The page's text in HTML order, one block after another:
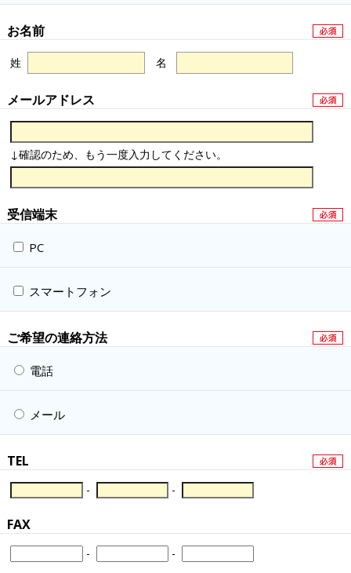
お名前
姓 名
メールアドレス
↓確認のため、もう一度入力してください。
受信端末
PC
スマートフォン
ご希望の連絡方法
電話
メール
TEL
- -
FAX
- -